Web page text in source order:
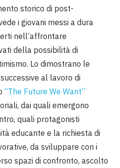
storico di post-
i giovani messi a dura
nell’affrontare
della possibilità di
Lo dimostrano le
al lavoro di
“The Future We Want”
dai quali emergono
quali protagonisti
educante e la richiesta di
da sviluppare con i
spazi di confronto, ascolto